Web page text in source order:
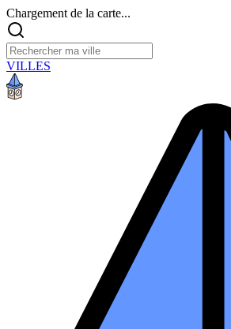
Chargement de la carte...
VILLES